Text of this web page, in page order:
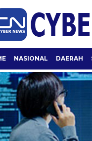
NASIONAL DAERAH